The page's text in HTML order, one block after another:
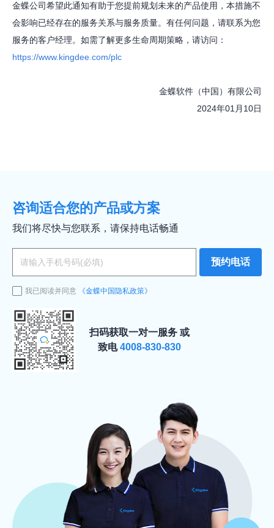
金蝶公司希望此通知有助于您提前规划未来的产品使用，本措施不
会影响已经存在的服务关系与服务质量。有任何问题，请联系为您
服务的客户经理。如需了解更多生命周期策略，请访问：
https://www.kingdee.com/plc
金蝶软件（中国）有限公司
2024年01月10日
咨询适合您的产品或方案
我们将尽快与您联系，请保持电话畅通
预约电话
我已阅读并同意 《金蝶中国隐私政策》
扫码获取一对一服务 或
致电 4008-830-830